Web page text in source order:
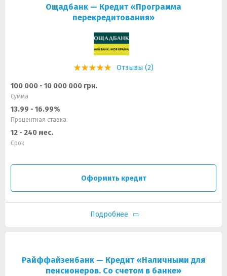
Ощадбанк — Кредит «Программа
перекредитования»
Отзывы (2)
100 000 - 10 000 000 грн.
Сумма
13.99 - 16.99%
Процентная ставка
12 - 240 мес.
Срок
Оформить кредит
Подробнее
Райффайзенбанк — Кредит «Наличными для
пенсионеров. Со счетом в банке»